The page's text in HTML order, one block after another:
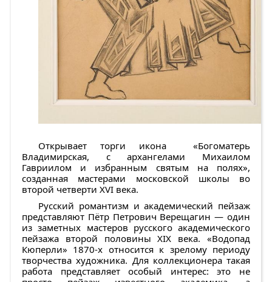
Открывает торги икона «Богоматерь
Владимирская, с архангелами Михаилом
Гавриилом и избранным святым на полях»,
созданная мастерами московской школы во
второй четверти XVI века.
Русский романтизм и академический пейзаж
представляют Пётр Петрович Верещагин— один
из заметных мастеров русского академического
пейзажа второй половины XIX века. «Водопад
Кюперли» 1870-х относится к зрелому периоду
творчества художника. Для коллекционера такая
работа представляет особый интерес: это не